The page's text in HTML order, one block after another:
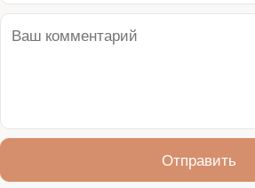
Отправить